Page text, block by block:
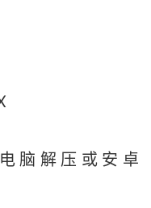
脑解压或安卓